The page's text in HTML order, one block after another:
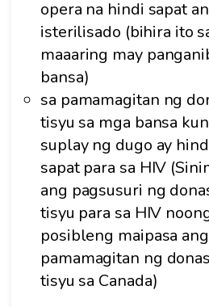
opera na hindi sapat
isterilisado (bihira ito
maaaring may
bansa)
sa pamamagitan ng
tisyu sa mga bansa
suplay ng dugo ay
sapat para sa HIV
ang pagsusuri ng
tisyu para sa HIV
posibleng maipasa
pamamagitan ng
tisyu sa Canada)